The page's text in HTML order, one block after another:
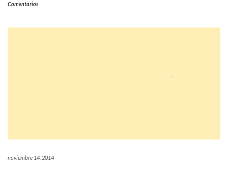
Comentarios
noviembre 14, 2014